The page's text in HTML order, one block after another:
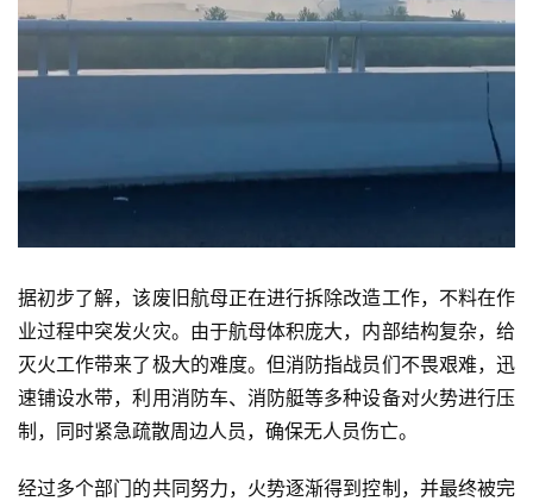
据初步了解，该废旧航母正在进行拆除改造工作，不料在作
业过程中突发火灾。由于航母体积庞大，内部结构复杂，给
灭火工作带来了极大的难度。但消防指战员们不畏艰难，迅
速铺设水带，利用消防车、消防艇等多种设备对火势进行压
制，同时紧急疏散周边人员，确保无人员伤亡。
经过多个部门的共同努力，火势逐渐得到控制，并最终被完